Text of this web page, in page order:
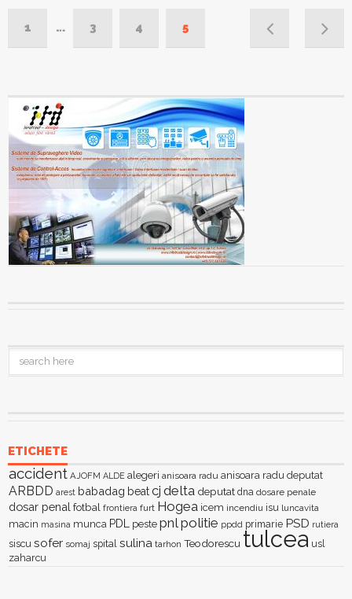
1 … 3 4 5
ETICHETE
accident AJOFM ALDE alegeri anisoara radu anisoara radu deputat
ARBDD arest babadag beatcj delta deputat dna dosare penale
dosar penal fotbal frontiera furt Hogea icem incendiu isu luncavita
macin masina munca PDL peste pnl politie ppdd primarie PSD rutiera
siscu sofer somaj spital sulina tarhon Teodorescu tulcea usl
zaharcu